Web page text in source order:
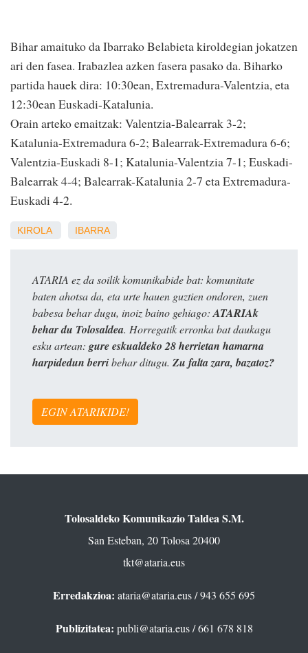
Bihar amaituko da Ibarrako Belabieta kiroldegian jokatzen
ari den fasea. Irabazlea azken fasera pasako da. Biharko
partida hauek dira: 10:30ean, Extremadura-Valentzia, eta
12:30ean Euskadi-Katalunia.
Orain arteko emaitzak: Valentzia-Balearrak 3-2;
Katalunia-Extremadura 6-2; Balearrak-Extremadura 6-6;
Valentzia-Euskadi 8-1; Katalunia-Valentzia 7-1; Euskadi-
Balearrak 4-4; Balearrak-Katalunia 2-7 eta Extremadura-
Euskadi 4-2.
KIROLA IBARRA
ATARIA ez da soilik komunikabide bat: komunitate
baten ahotsa da, eta urte hauen guztien ondoren, zuen
babesa behar dugu, inoiz baino gehiago: ATARIAk
behar du Tolosaldea. Horregatik erronka bat daukagu
esku artean: gure eskualdeko 28 herrietan hamarna
harpidedun berribehar ditugu. Zu falta zara, bazatoz?
EGIN ATARIKIDE!
Tolosaldeko Komunikazio Taldea S.M.
San Esteban, 20 Tolosa 20400
tkt@ataria.eus
Erredakzioa: ataria@ataria.eus/ 943 655 695
Publizitatea: publi@ataria.eus/ 661 678 818